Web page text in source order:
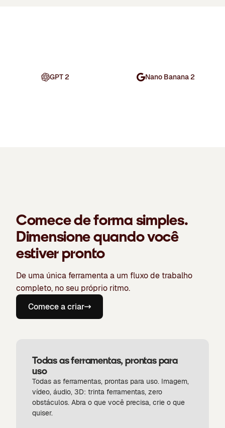
GPT 2 Nano Banana 2
Comece de forma simples.
Dimensione quando você
estiver pronto
De uma única ferramenta a um fluxo de trabalho
completo, no seu próprio ritmo.
Comece a criar
Todas as ferramentas, prontas para
uso
Todas as ferramentas, prontas para uso. Imagem,
vídeo, áudio, 3D: trinta ferramentas, zero
obstáculos. Abra o que você precisa, crie o que
quiser.